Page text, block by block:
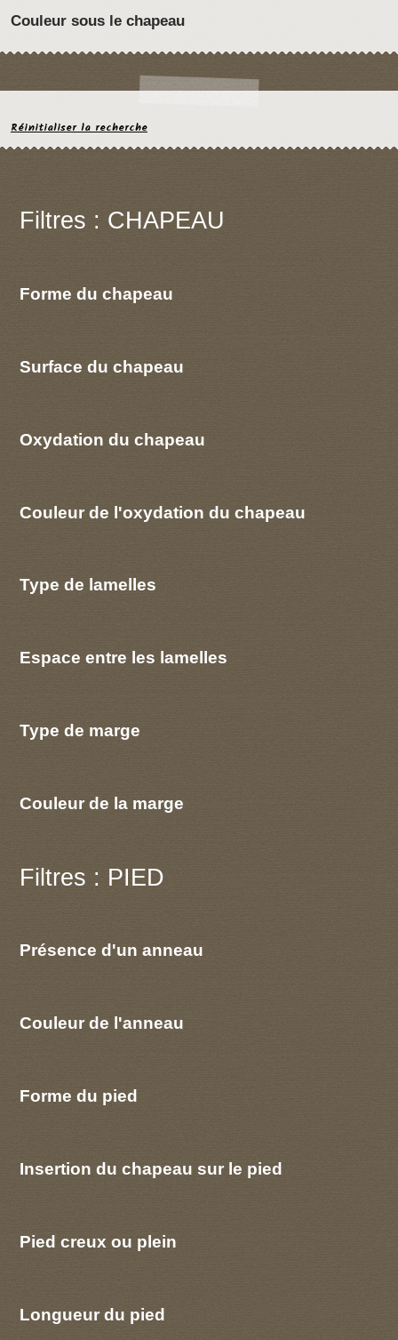
Couleur sous le chapeau
Réinitialiser la recherche
Filtres : CHAPEAU
Forme du chapeau
Surface du chapeau
Oxydation du chapeau
Couleur de l'oxydation du chapeau
Type de lamelles
Espace entre les lamelles
Type de marge
Couleur de la marge
Filtres : PIED
Présence d'un anneau
Couleur de l'anneau
Forme du pied
Insertion du chapeau sur le pied
Pied creux ou plein
Longueur du pied